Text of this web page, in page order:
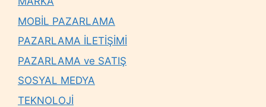
MOBİL PAZARLAMA
PAZARLAMA İLETİŞİMİ
PAZARLAMA ve SATIŞ
SOSYAL MEDYA
TEKNOLOJİ